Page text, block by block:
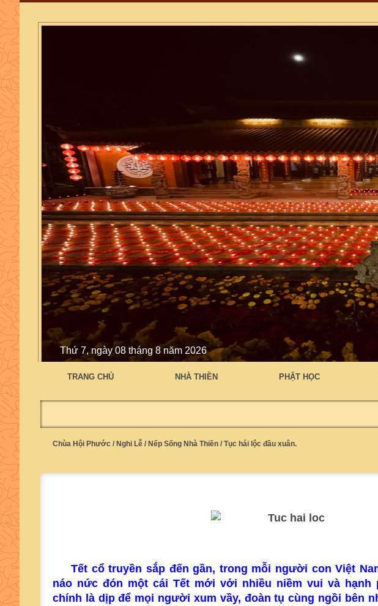
Thứ 7, ngày 08 tháng 8 năm 2026
TRANG CHỦ NHÀ THIỀN PHẬT HỌC
Chùa Hội Phước / Nghi Lễ / Nếp Sống Nhà Thiền / Tục hái lộc đầu xuân.
Tết cổ truyền sắp đến gần, trong mỗi người con Việt
náo nức đón một cái Tết mới với nhiều niềm vui và
chính là dịp để mọi người xum vầy, đoàn tụ cùng ngồi bên